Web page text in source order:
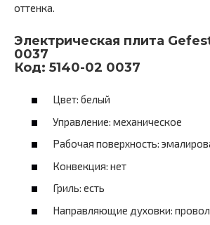
оттенка.
Электрическая плита
0037
Код: 5140-02 0037
Цвет: белый
Управление: механическое
Рабочая поверхность:
Конвекция: нет
Гриль: есть
Направляющие духовки: